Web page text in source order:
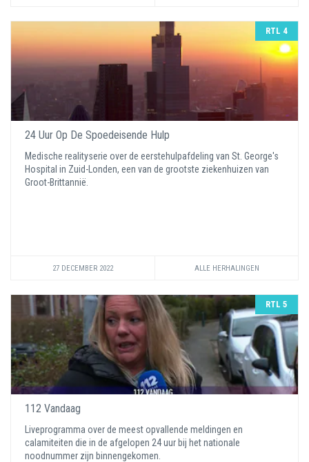
RTL 4
24 Uur Op De Spoedeisende Hulp
Medische realityserie over de eerstehulpafdeling van St. George's
Hospital in Zuid-Londen, een van de grootste ziekenhuizen van
Groot-Brittannië.
27 DECEMBER 2022 ALLE HERHALINGEN
RTL 5
112 Vandaag
Liveprogramma over de meest opvallende meldingen en
calamiteiten die in de afgelopen 24 uur bij het nationale
noodnummer zijn binnengekomen.